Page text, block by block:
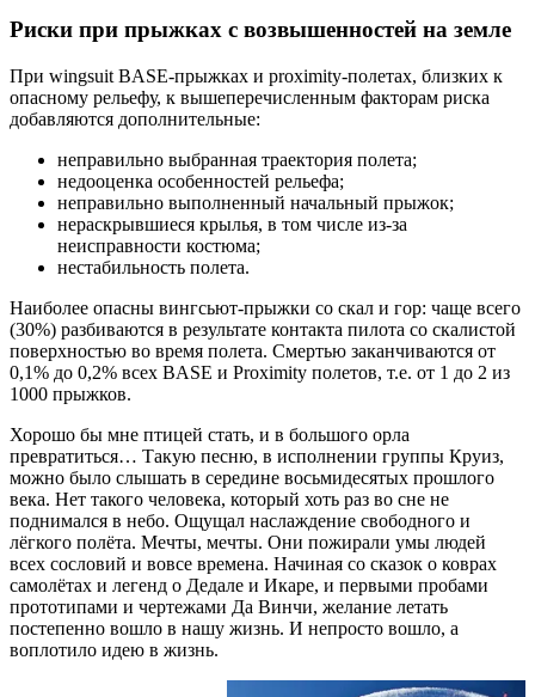
Риски при прыжках с возвышенностей на земле
При wingsuit BASE-прыжках и proximity-полетах, близких к
опасному рельефу, к вышеперечисленным факторам риска
добавляются дополнительные:
неправильно выбранная траектория полета;
недооценка особенностей рельефа;
неправильно выполненный начальный прыжок;
нераскрывшиеся крылья, в том числе из-за
неисправности костюма;
нестабильность полета.
Наиболее опасны вингсьют-прыжки со скал и гор: чаще всего
(30%) разбиваются в результате контакта пилота со скалистой
поверхностью во время полета. Смертью заканчиваются от
0,1% до 0,2% всех BASE и Proximity полетов, т.е. от 1 до 2 из
1000 прыжков.
Хорошо бы мне птицей стать, и в большого орла
превратиться… Такую песню, в исполнении группы Круиз,
можно было слышать в середине восьмидесятых прошлого
века. Нет такого человека, который хоть раз во сне не
поднимался в небо. Ощущал наслаждение свободного и
лёгкого полёта. Мечты, мечты. Они пожирали умы людей
всех сословий и вовсе времена. Начиная со сказок о коврах
самолётах и легенд о Дедале и Икаре, и первыми пробами
прототипами и чертежами Да Винчи, желание летать
постепенно вошло в нашу жизнь. И непросто вошло, а
воплотило идею в жизнь.